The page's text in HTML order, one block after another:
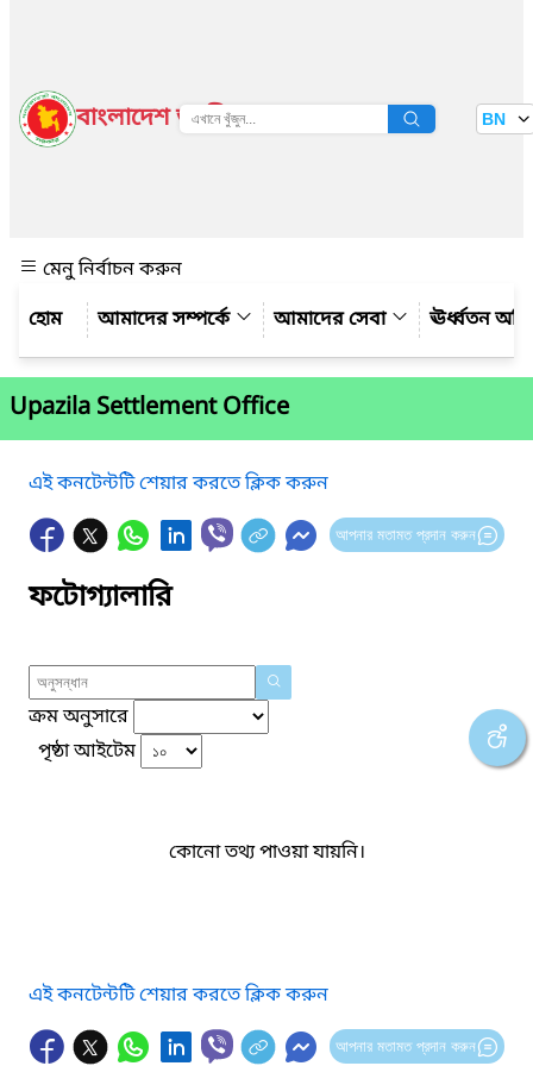
বাংলাদেশ জাতীয় তথ্য বাতায়ন BN
মেনু নির্বাচন করুন
আমাদের সম্পর্কে
আমাদের সেবা ঊর্ধ্বতন
Upazila Settlement Office
এই কনটেন্টটি শেয়ার করতে ক্লিক করুন
আপনার মতামত প্রদান করুন
ফটোগ্যালারি
ক্রম অনুসারে
পৃষ্ঠা আইটেম
কোনো তথ্য পাওয়া যায়নি।
এই কনটেন্টটি শেয়ার করতে ক্লিক করুন
আপনার মতামত প্রদান করুন